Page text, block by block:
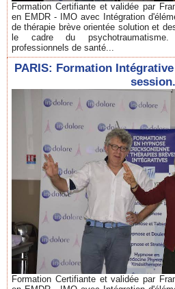
Formation Certifiante et validée par
en EMDR - IMO avec Intégration
de thérapie brève orientée solution et
le cadre du
professionnels de santé...
PARIS: Formation
session.
Formation Certifiante et validée par